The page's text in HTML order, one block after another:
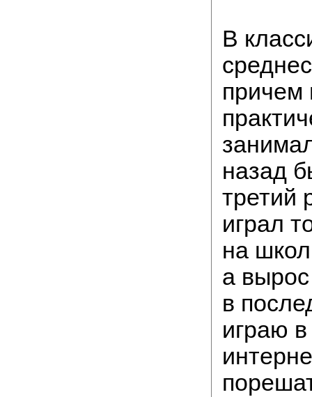
В
назад
третий
играл
на
а вырос
в
играю